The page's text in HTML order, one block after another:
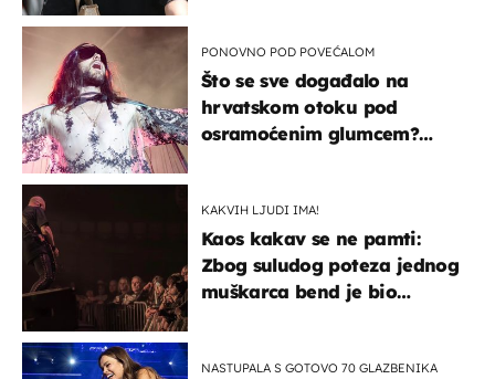
PONOVNO POD POVEĆALOM
Što se sve događalo na
hrvatskom otoku pod
osramoćenim glumcem?
KAKVIH LJUDI IMA!
Kaos kakav se ne pamti:
Zbog suludog poteza jednog
muškarca bend je bio
NASTUPALA S GOTOVO 70 GLAZBENIKA